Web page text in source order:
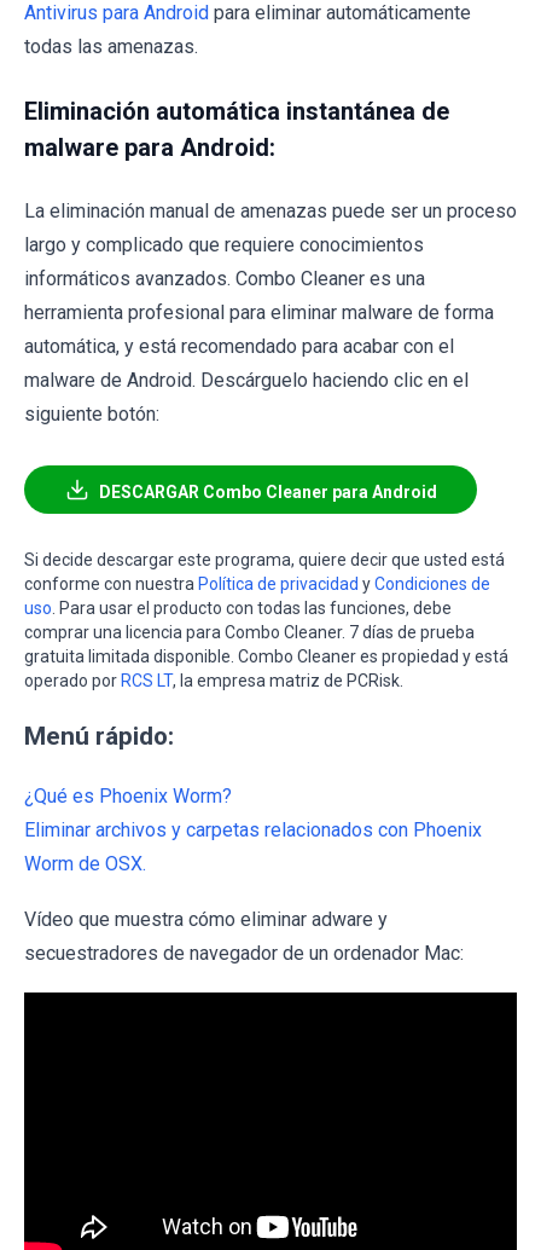
Antivirus para Android para eliminar automáticamente
todas las amenazas.
Eliminación automática instantánea de
malware para Android:
La eliminación manual de amenazas puede ser un proceso
largo y complicado que requiere conocimientos
informáticos avanzados. Combo Cleaner es una
herramienta profesional para eliminar malware de forma
automática, y está recomendado para acabar con el
malware de Android. Descárguelo haciendo clic en el
siguiente botón:
DESCARGAR Combo Cleaner para Android
Si decide descargar este programa, quiere decir que usted está
conforme con nuestra Política de privacidad yCondiciones de
uso . Para usar el producto con todas las funciones, debe
comprar una licencia para Combo Cleaner. 7 días de prueba
gratuita limitada disponible. Combo Cleaner es propiedad y está
operado por RCS LT, la empresa matriz de PCRisk.
Menú rápido:
¿Qué es Phoenix Worm?
Eliminar archivos y carpetas relacionados con Phoenix
Worm de OSX.
Vídeo que muestra cómo eliminar adware y
secuestradores de navegador de un ordenador Mac: